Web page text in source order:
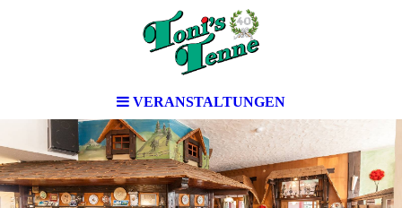
VERANSTALTUNGEN